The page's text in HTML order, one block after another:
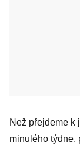
Než přejdeme k
minulého týdne,